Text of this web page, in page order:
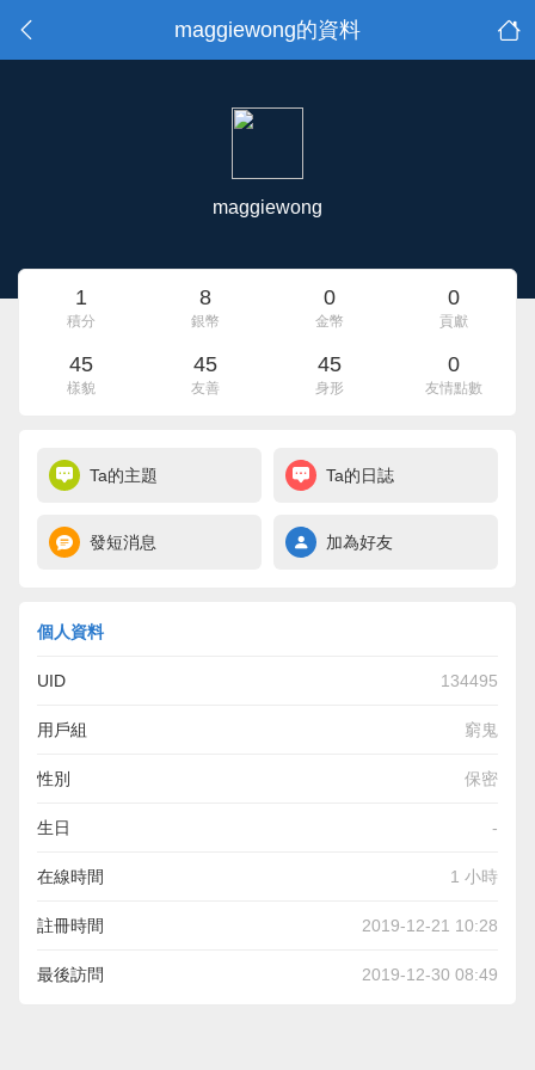
maggiewong的資料
maggiewong
1
積分
8
銀幣
0
金幣
0
貢獻
45
樣貌
45
友善
45
身形
0
友情點數
Ta的主題 Ta的日誌
發短消息 加為好友
個人資料
UID 134495
用戶組 窮鬼
性別 保密
生日 -
在線時間 1 小時
註冊時間 2019-12-21 10:28
最後訪問 2019-12-30 08:49